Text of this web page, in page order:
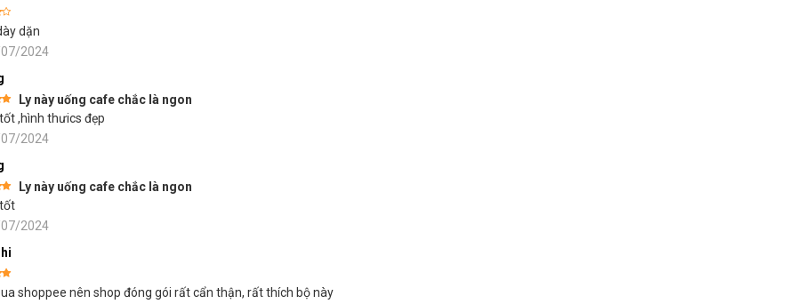
dặn
2024
Ly này uống cafe chắc là ngon
,hình thưics đẹp
2024
Ly này uống cafe chắc là ngon
2024
shoppee nên shop đóng gói rất cẩn thận, rất thích bộ này